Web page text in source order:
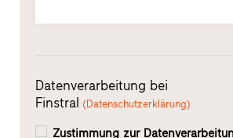
Datenverarbeitung bei
Finstral (Datenschutzerklärung)
Zustimmung zur